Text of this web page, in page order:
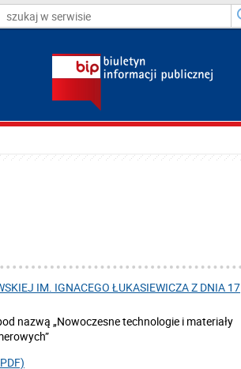
IM. IGNACEGO ŁUKASIEWICZA Z DNIA 17
nazwą „Nowoczesne technologie i materiały